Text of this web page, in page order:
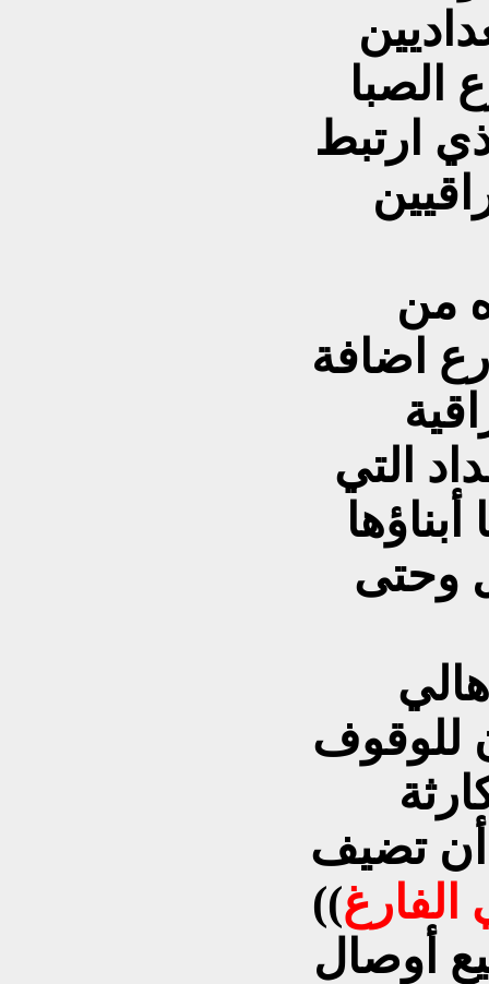
الصبا
ارتبط
اضافة
التي
وحتى
للوقوف
أن تضيف
الفارغ))
أوصال